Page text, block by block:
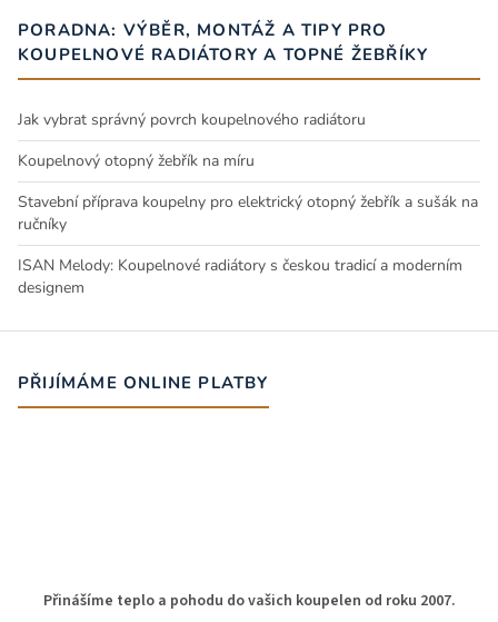
PORADNA: VÝBĚR, MONTÁŽ A TIPY PRO
KOUPELNOVÉ RADIÁTORY A TOPNÉ ŽEBŘÍKY
Jak vybrat správný povrch koupelnového radiátoru
Koupelnový otopný žebřík na míru
Stavební příprava koupelny pro elektrický otopný žebřík a sušák na
ručníky
ISAN Melody: Koupelnové radiátory s českou tradicí a moderním
designem
PŘIJÍMÁME ONLINE PLATBY
Přinášíme teplo a pohodu do vašich koupelen od roku 2007.